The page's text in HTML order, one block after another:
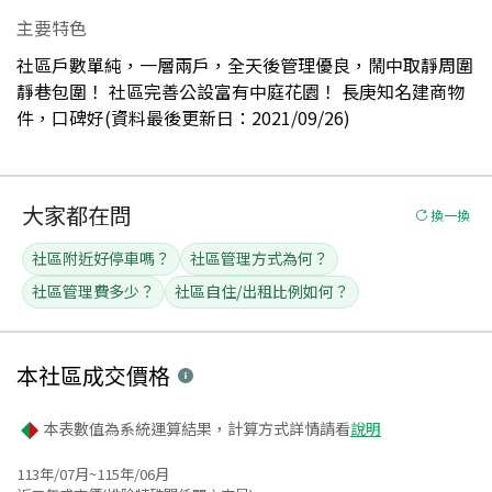
主要特色
社區戶數單純，一層兩戶，全天後管理優良，鬧中取靜周圍
靜巷包圍！ 社區完善公設富有中庭花園！ 長庚知名建商物
件，口碑好(資料最後更新日：2021/09/26)
大家都在問 換一換
社區附近好停車嗎？
社區管理方式為何？
社區管理費多少？
社區自住/出租比例如何？
本社區成交價格
本表數值為系統運算結果，計算方式詳情請看說明
113年/07月~115年/06月